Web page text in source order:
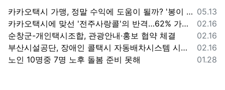
등록일
05.13
카카오택시 가맹, 정말 수익에 도움이 될까? '봉이 김선달'식 수수료의 진실
등록일
02.16
카카오택시에 맞선 '전주사랑콜'의 반격…62% 가입해 순항
등록일
02.16
순창군-개인택시조합, 관광안내·홍보 협약 체결
등록일
02.16
부산시설공단, 장애인 콜택시 자동배차시스템 시범 운영
등록일
01.28
노인 10명중 7명 노후 돌봄 준비 못해